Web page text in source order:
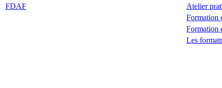
FDAF
Atelier
Formation
Formation
Les